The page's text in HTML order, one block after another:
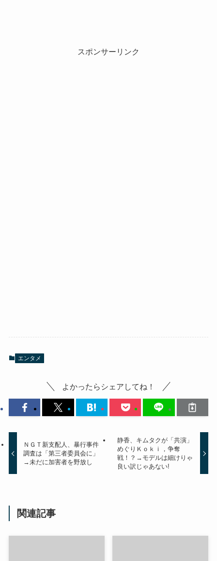
スポンサーリンク
エンタメ
よかったらシェアしてね！
ＮＧＴ新支配人、暴行事件
調査は「第三者委員会に」
→未だに加害者を野放し
静香、キムタクが「共演」
めぐりＫｏｋｉ，争奪
戦！？→モデルは細けりゃ
良い訳じゃあない!
関連記事